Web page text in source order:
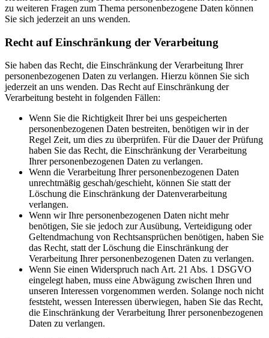
zu weiteren Fragen zum Thema personenbezogene Daten können
Sie sich jederzeit an uns wenden.
Recht auf Einschränkung der Verarbeitung
Sie haben das Recht, die Einschränkung der Verarbeitung Ihrer
personenbezogenen Daten zu verlangen. Hierzu können Sie sich
jederzeit an uns wenden. Das Recht auf Einschränkung der
Verarbeitung besteht in folgenden Fällen:
Wenn Sie die Richtigkeit Ihrer bei uns gespeicherten
personenbezogenen Daten bestreiten, benötigen wir in der
Regel Zeit, um dies zu überprüfen. Für die Dauer der Prüfung
haben Sie das Recht, die Einschränkung der Verarbeitung
Ihrer personenbezogenen Daten zu verlangen.
Wenn die Verarbeitung Ihrer personenbezogenen Daten
unrechtmäßig geschah/geschieht, können Sie statt der
Löschung die Einschränkung der Datenverarbeitung
verlangen.
Wenn wir Ihre personenbezogenen Daten nicht mehr
benötigen, Sie sie jedoch zur Ausübung, Verteidigung oder
Geltendmachung von Rechtsansprüchen benötigen, haben Sie
das Recht, statt der Löschung die Einschränkung der
Verarbeitung Ihrer personenbezogenen Daten zu verlangen.
Wenn Sie einen Widerspruch nach Art. 21 Abs. 1 DSGVO
eingelegt haben, muss eine Abwägung zwischen Ihren und
unseren Interessen vorgenommen werden. Solange noch nicht
feststeht, wessen Interessen überwiegen, haben Sie das Recht,
die Einschränkung der Verarbeitung Ihrer personenbezogenen
Daten zu verlangen.